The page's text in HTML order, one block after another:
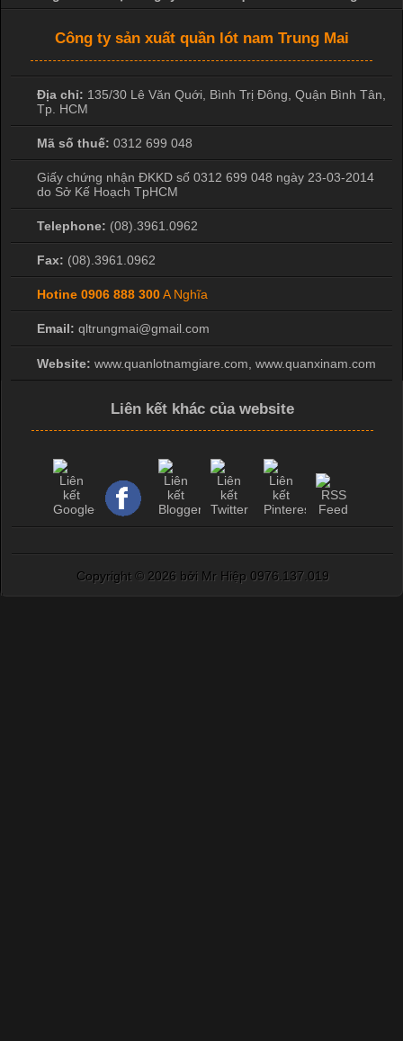
Công ty sản xuất quần lót nam Trung Mai
Địa chỉ: 135/30 Lê Văn Quới, Bình Trị Đông Quận Bình Tân
Tp. HCM
Mã số thuế: 0312 699 048
Giấy chứng nhận ĐKKD số 0312 699 048 ngày 23-03-2014
do Sở Kế Hoạch TpHCM
Telephone: (08).3961.0962
Fax: (08).3961.0962
Hotine 0906 888 300A Nghĩa
Email: qltrungmai@gmail.com
Website: www.quanlotnamgiare.com, www.quanxinam.com
Liên kết khác của website
Copyright © 2026 bởi Mr Hiệp 0976.137.019